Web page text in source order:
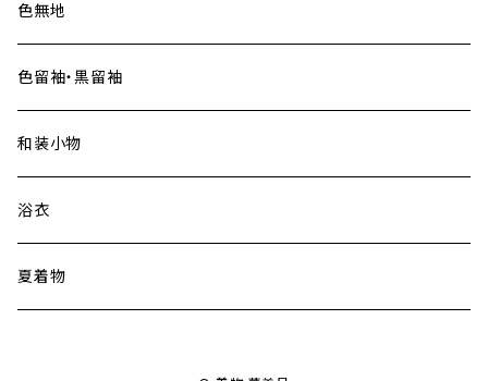
色無地
色留袖・黒留袖
和装小物
浴衣
夏着物